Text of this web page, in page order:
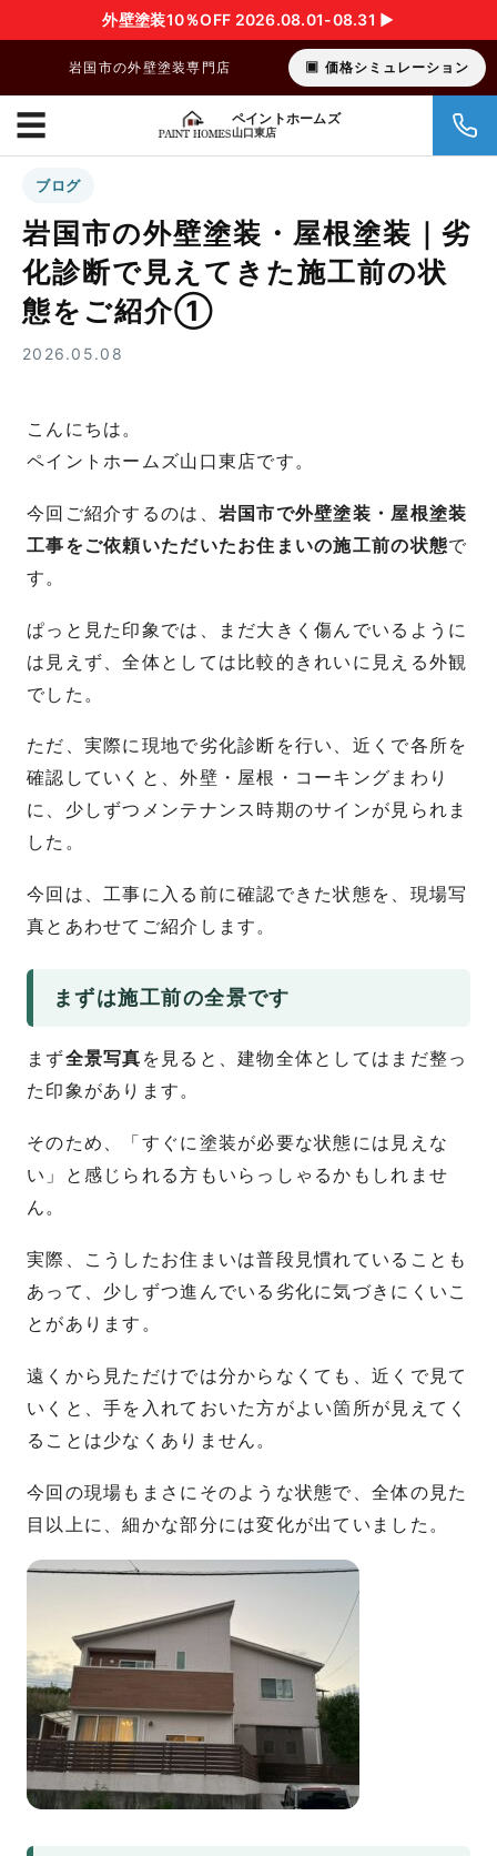
外壁塗装10％OFF 2026.08.01-08.31 ▶︎
岩国市の外壁塗装専門店 価格シミュレーション
ペイントホームズ
山口東店
☰
ブログ
岩国市の外壁塗装・屋根塗装｜劣
化診断で見えてきた施工前の状
態をご紹介①
2026.05.08
こんにちは。
ペイントホームズ山口東店です。
今回ご紹介するのは、 岩国市で外壁塗装・屋根塗装
工事をご依頼いただいたお住まいの施工前の状態で
す。
ぱっと見た印象では、まだ大きく傷んでいるように
は見えず、全体としては比較的きれいに見える外観
でした。
ただ、実際に現地で劣化診断を行い、近くで各所を
確認していくと、外壁・屋根・コーキングまわり
に、少しずつメンテナンス時期のサインが見られま
した。
今回は、工事に入る前に確認できた状態を、現場写
真とあわせてご紹介します。
まずは施工前の全景です
まず全景写真 を見ると、建物全体としてはまだ整っ
た印象があります。
そのため、「すぐに塗装が必要な状態には見えな
い」と感じられる方もいらっしゃるかもしれませ
ん。
実際、こうしたお住まいは普段見慣れていることも
あって、少しずつ進んでいる劣化に気づきにくいこ
とがあります。
遠くから見ただけでは分からなくても、近くで見て
いくと、手を入れておいた方がよい箇所が見えてく
ることは少なくありません。
今回の現場もまさにそのような状態で、全体の見た
目以上に、細かな部分には変化が出ていました。